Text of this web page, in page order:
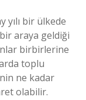
yılı bir ülkede
araya geldiği
birbirlerine
toplu
ne kadar
olabilir.